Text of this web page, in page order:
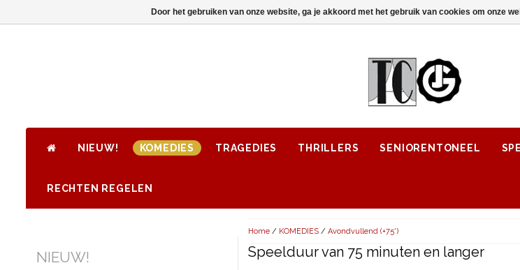
NIEUW! KOMEDIES TRAGEDIES THRILLERS SENIORENTONEEL
RECHTEN REGELEN
NIEUW!
Home/ KOMEDIES/ Avondvullend (+75')
Speelduur van 75 minuten en langer
Door het gebruiken van onze website, ga je akkoord met het gebruik van cookies om onze